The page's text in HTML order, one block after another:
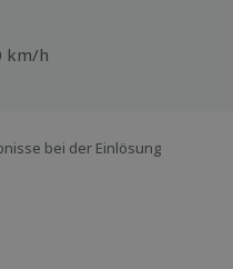
km/h
bei der Einlösung